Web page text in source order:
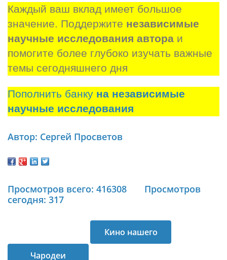
Каждый ваш вклад имеет большое
значение. Поддержите независимые
научные исследования автора и
помогите более глубоко изучать важные
темы сегодняшнего дня
Пополнить банку на независимые
научные исследования
Автор: Сергей Просветов
Просмотров всего: 416308
Просмотров
сегодня: 317
Чародеи
Кино нашего